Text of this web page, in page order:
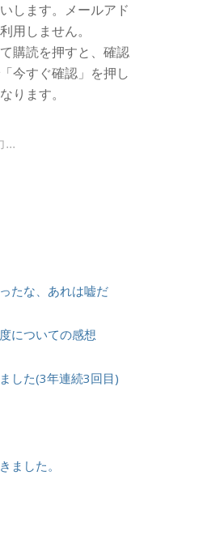
します。メールアド
用しません。
購読を押すと、確認
今すぐ確認」を押し
ります。
たな、あれは嘘だ
についての感想
した(3年連続3回目)
ました。